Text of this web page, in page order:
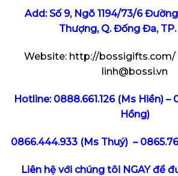
Add: Số 9, Ngõ 1194/73/6
Thượng, Q. Đống Đa,
Website: http://bossigifts.com/
linh@bossi.vn
Hotline: 0888.661.126(Ms Hiền) –
Hồng)
0866.444.933 (Ms Thuý) –
Liên hệ với chúng tôi NGAY để